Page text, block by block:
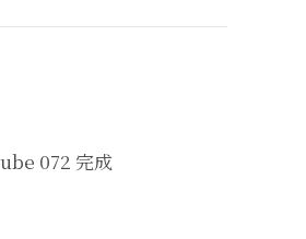
072 完成